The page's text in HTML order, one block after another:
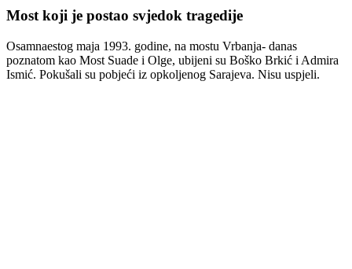
Most koji je postao svjedok tragedije
Osamnaestog maja 1993. godine, na mostu Vrbanja- danas
poznatom kao Most Suade i Olge, ubijeni su Boško Brkić i Admira
Ismić. Pokušali su pobjeći iz opkoljenog Sarajeva. Nisu uspjeli.